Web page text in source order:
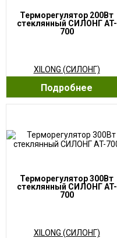
Терморегулятор 200Вт
стеклянный СИЛОНГ AT-
700
XILONG (СИЛОНГ)
Подробнее
Терморегулятор 300Вт
стеклянный СИЛОНГ AT-
700
XILONG (СИЛОНГ)